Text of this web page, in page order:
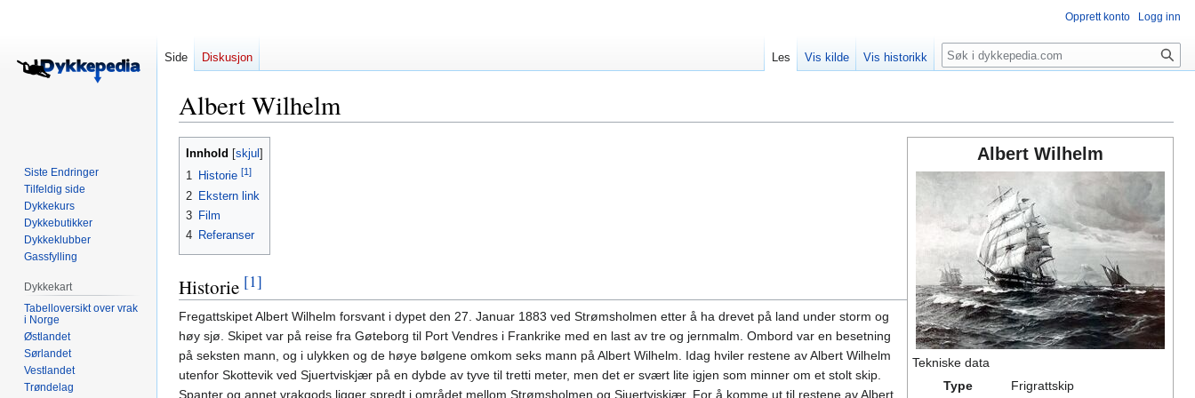
Albert Wilhelm
Hopp
Hopp
Albert Wilhelm
Tekniske data
Type
Frigrattskip
Innhold
1 Historie [1]
2 Ekstern link
3 Film
4 Referanser
Historie [1]
Fregattskipet Albert Wilhelm forsvant i dypet den 27. Januar 1883 ved Strømsholmen etter å ha drevet på land under storm og
høy sjø. Skipet var på reise fra Gøteborg til Port Vendres i Frankrike med en last av tre og jernmalm. Ombord var en besetning
på seksten mann, og i ulykken og de høye bølgene omkom seks mann på Albert Wilhelm. Idag hviler restene av Albert Wilhelm
utenfor Skottevik ved Sjuertviskjær på en dybde av tyve til tretti meter, men det er svært lite igjen som minner om et stolt skip.
Spanter og annet vrakgods ligger spredt i området mellom Strømsholmen og Sjuertviskjær. For å komme ut til restene av Albert
Opprett konto Logg inn
Side Diskusjon Les Vis kilde Vis historikk Søk
Siste Endringer
Tilfeldig side
Dykkekurs
Dykkebutikker
Dykkeklubber
Gassfylling
Dykkekart
Tabelloversikt over vrak
i Norge
Østlandet
Sørlandet
Vestlandet
Trøndelag